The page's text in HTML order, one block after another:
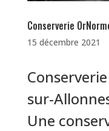
Conserverie
15 décembre 2021
sur-
Une